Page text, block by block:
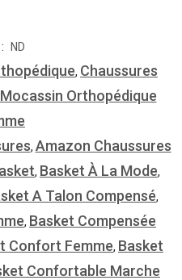
ND
, Chaussures
Mocassin Orthopédique
, Amazon Chaussures
, Basket À La Mode,
A Talon Compensé,
, Basket Compensée
Confort Femme, Basket
Confortable Marche